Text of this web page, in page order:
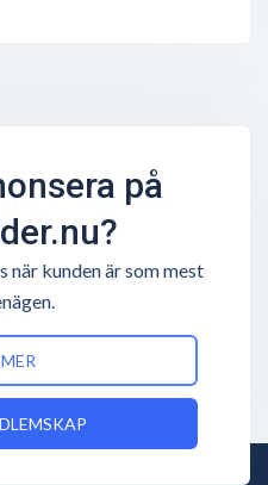
på
kunden är som mest